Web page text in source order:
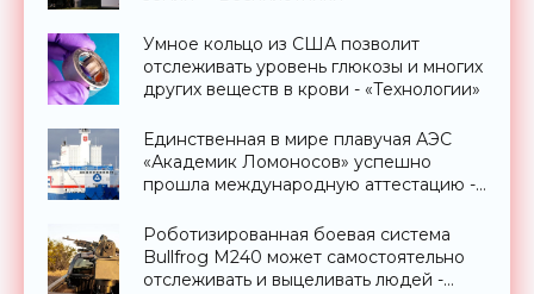
Умное кольцо из США позволит
отслеживать уровень глюкозы и многих
других веществ в крови - «Технологии»
Единственная в мире плавучая АЭС
«Академик Ломоносов» успешно
прошла международную аттестацию -
Роботизированная боевая система
Bullfrog M240 может самостоятельно
отслеживать и выцеливать людей -